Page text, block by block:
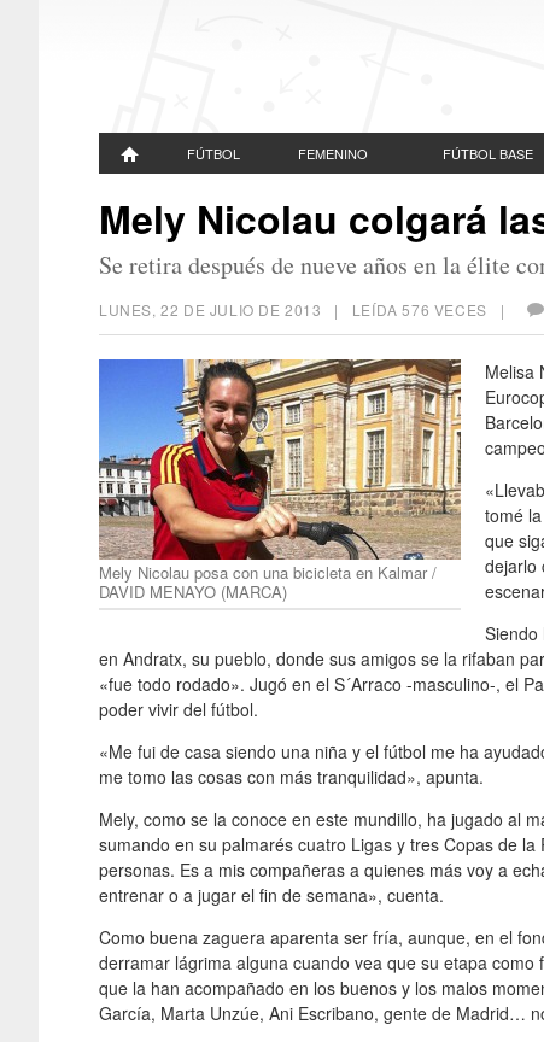
FÚTBOL FEMENINO FÚTBOL BASE
Mely Nicolau colgará
Se retira después de nueve años en la élite
LUNES, 22 DE JULIO DE 2013 | LEÍDA 576 VECES |
Mely Nicolau posa con una bicicleta en Kalmar /
DAVID MENAYO (MARCA)
Melisa
tomé
que
dejarlo
Siendo
en Andratx, su pueblo, donde sus amigos se la rifaban
«fue todo rodado». Jugó en el S´Arraco -masculino-, el
poder vivir del fútbol.
«Me fui de casa siendo una niña y el fútbol me ha
me tomo las cosas con más tranquilidad», apunta.
Mely, como se la conoce en este mundillo, ha jugado al
sumando en su palmarés cuatro Ligas y tres Copas de
personas. Es a mis compañeras a quienes más voy a
entrenar o a jugar el fin de semana», cuenta.
Como buena zaguera aparenta ser fría, aunque, en el
derramar lágrima alguna cuando vea que su etapa
que la han acompañado en los buenos y los malos
García, Marta Unzúe, Ani Escribano, gente de Madrid…